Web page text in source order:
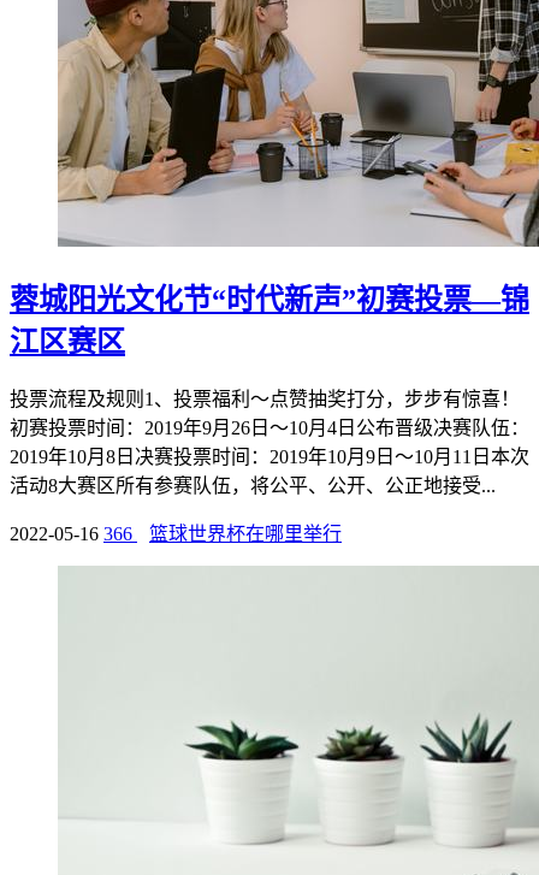
蓉城阳光文化节“时代新声”初赛投票—锦
江区赛区
投票流程及规则1、投票福利～点赞抽奖打分，步步有惊喜！
初赛投票时间：2019年9月26日～10月4日公布晋级决赛队伍：
2019年10月8日决赛投票时间：2019年10月9日～10月11日本次
活动8大赛区所有参赛队伍，将公平、公开、公正地接受...
2022-05-16 366 篮球世界杯在哪里举行